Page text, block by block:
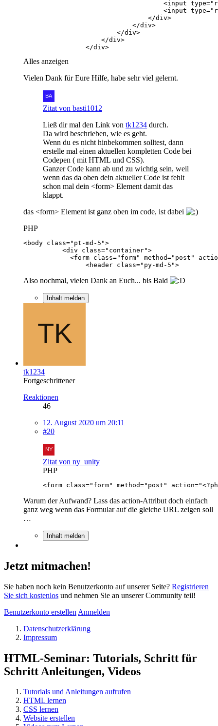
                </div>
Alles anzeigen
Vielen Dank für Eure Hilfe, habe sehr viel gelernt.
Zitat von basti1012
Ließ dir mal den Link von tk1234 durch.
Da wird beschrieben, wie es geht.
Wenn du es nicht hinbekommen solltest, dann
erstelle mal einen aktuellen kompletten Code bei
Codepen ( mit HTML und CSS).
Ganzer Code kann ab und zu wichtig sein, weil
wenn das da oben dein aktueller Code ist fehlt
schon mal dein <form> Element damit das
klappt.
das <form> Element ist ganz oben im code, ist dabei
PHP
                <header class="py-md-5">
Also nochmal, vielen Dank an Euch... bis Bald
Inhalt melden
tk1234
Fortgeschrittener
Reaktionen
46
12. August 2020 um 20:11
#20
Zitat von ny_unity
PHP
<form class="form" method="post"
Warum der Aufwand? Lass das action-Attribut doch einfach
ganz weg wenn das Formular auf die gleiche URL zeigen soll
…
Inhalt melden
Jetzt mitmachen!
Sie haben noch kein Benutzerkonto auf unserer Seite? Registrieren
Sie sich kostenlos und nehmen Sie an unserer Community teil!
Benutzerkonto erstellen Anmelden
Datenschutzerklärung
Impressum
HTML-Seminar: Tutorials, Schritt für
Schritt Anleitungen, Videos
Tutorials und Anleitungen aufrufen
HTML lernen
CSS lernen
Website erstellen